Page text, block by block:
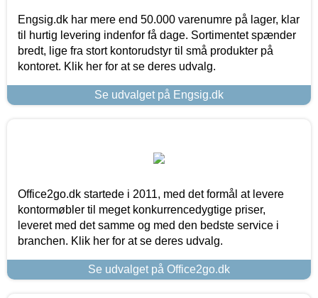
Engsig.dk har mere end 50.000 varenumre på lager, klar
til hurtig levering indenfor få dage. Sortimentet spænder
bredt, lige fra stort kontorudstyr til små produkter på
kontoret. Klik her for at se deres udvalg.
Se udvalget på Engsig.dk
Office2go.dk startede i 2011, med det formål at levere
kontormøbler til meget konkurrencedygtige priser,
leveret med det samme og med den bedste service i
branchen. Klik her for at se deres udvalg.
Se udvalget på Office2go.dk